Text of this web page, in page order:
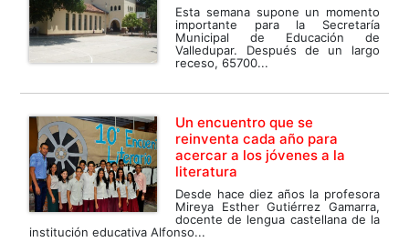
Esta semana supone un momento
importante para la Secretaría
Municipal de Educación de
Valledupar. Después de un largo
receso, 65700...
Un encuentro que se
reinventa cada año para
acercar a los jóvenes a la
literatura
Desde hace diez años la profesora
Mireya Esther Gutiérrez Gamarra,
docente de lengua castellana de la
institución educativa Alfonso...